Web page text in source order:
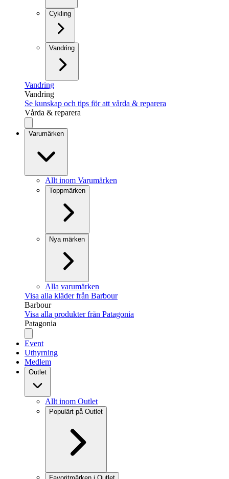
Cykling
Vandring
Vandring
Vandring
Se kunskap och tips för att vårda & reparera
Vårda & reparera
Varumärken
Allt inom Varumärken
Toppmärken
Nya märken
Alla varumärken
Visa alla kläder från Barbour
Barbour
Visa alla produkter från Patagonia
Patagonia
Event
Uthyrning
Medlem
Outlet
Allt inom Outlet
Populärt på Outlet